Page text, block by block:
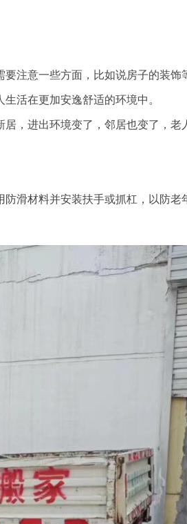
注意一些方面，比如说房子的装饰
活在更加安逸舒适的环境中。
，进出环境变了，邻居也变了，老
滑材料并安装扶手或抓杠，以防老